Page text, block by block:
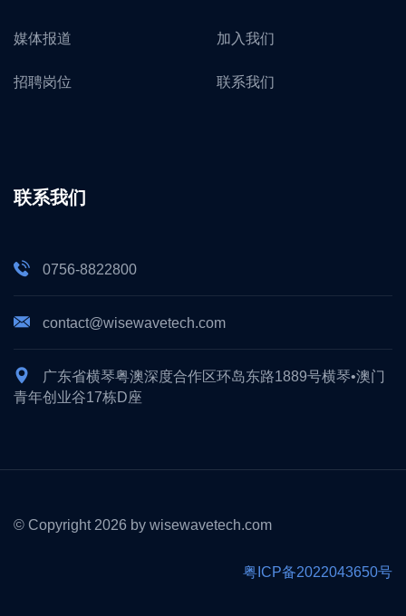
媒体报道 加入我们
招聘岗位 联系我们
联系我们
0756-8822800
contact@wisewavetech.com
广东省横琴粤澳深度合作区环岛东路1889号横琴•澳门
青年创业谷17栋D座
© Copyright 2026 by wisewavetech.com
粤ICP备2022043650号